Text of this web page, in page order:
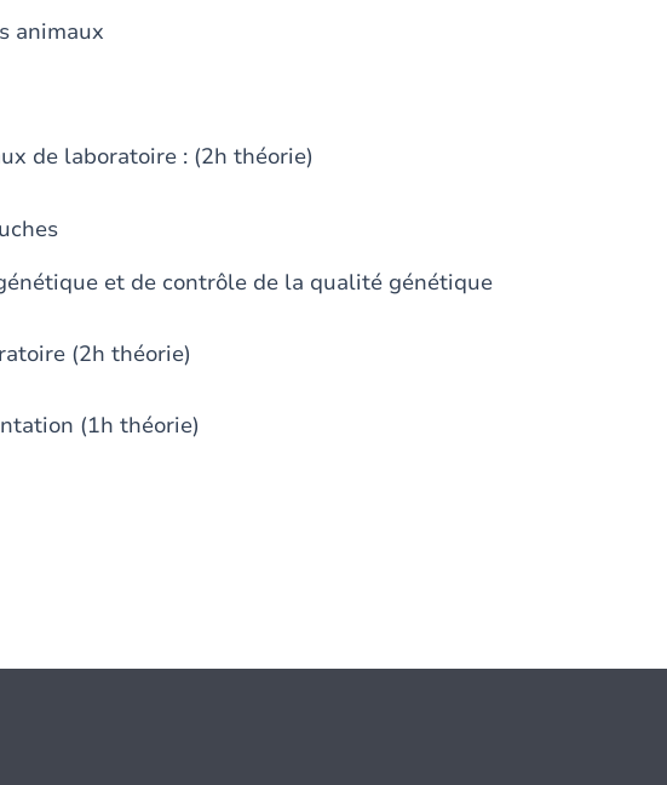
animaux
de laboratoire : (2h théorie)
et de contrôle de la qualité génétique
(2h théorie)
(1h théorie)